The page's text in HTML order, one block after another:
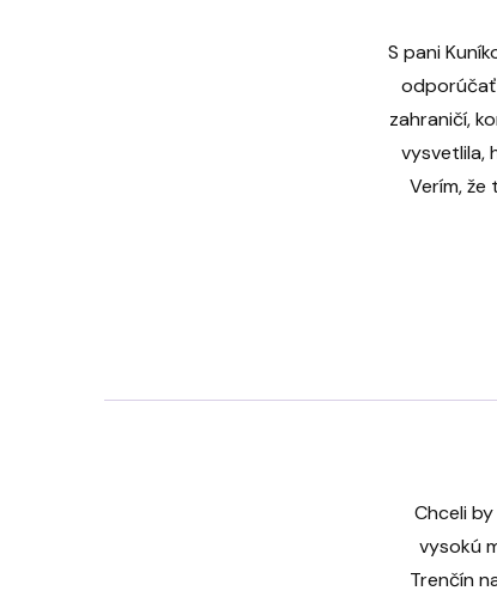
S pani
odporúčať
zahraničí,
vysvetlila,
Verím,
Chceli
vysokú
Trenčín